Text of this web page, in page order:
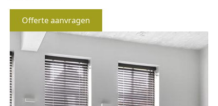
Offerte aanvragen